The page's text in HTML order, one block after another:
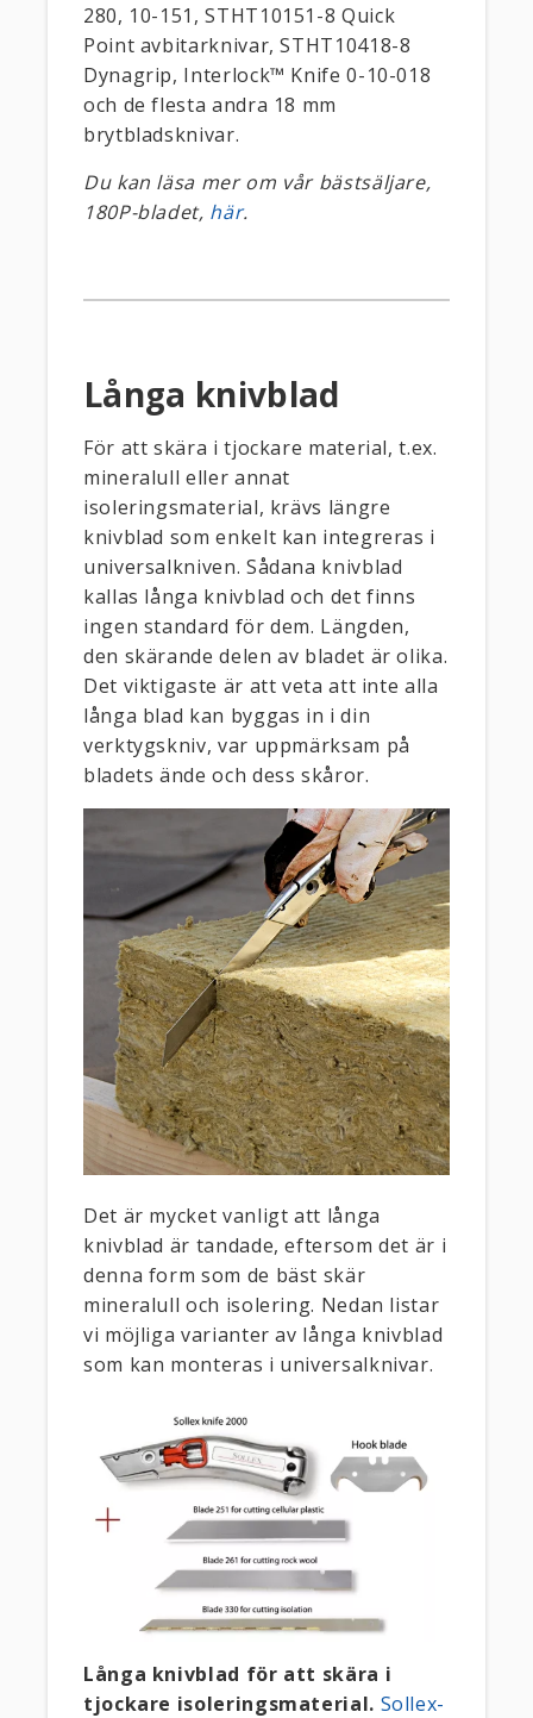
280, 10-151, STHT10151-8 Quick
Point avbitarknivar, STHT10418-8
Dynagrip, Interlock™ Knife 0-10-018
och de flesta andra 18 mm
brytbladsknivar.
Du kan läsa mer om vår bästsäljare,
180P-bladet, här.
Långa knivblad
För att skära i tjockare material, t.ex.
mineralull eller annat
isoleringsmaterial, krävs längre
knivblad som enkelt kan integreras i
universalkniven. Sådana knivblad
kallas långa knivblad och det finns
ingen standard för dem. Längden,
den skärande delen av bladet är olika.
Det viktigaste är att veta att inte alla
långa blad kan byggas in i din
verktygskniv, var uppmärksam på
bladets ände och dess skåror.
Det är mycket vanligt att långa
knivblad är tandade, eftersom det är i
denna form som de bäst skär
mineralull och isolering. Nedan listar
vi möjliga varianter av långa knivblad
som kan monteras i universalknivar.
Långa knivblad för att skära i
tjockare isoleringsmaterial. Sollex-